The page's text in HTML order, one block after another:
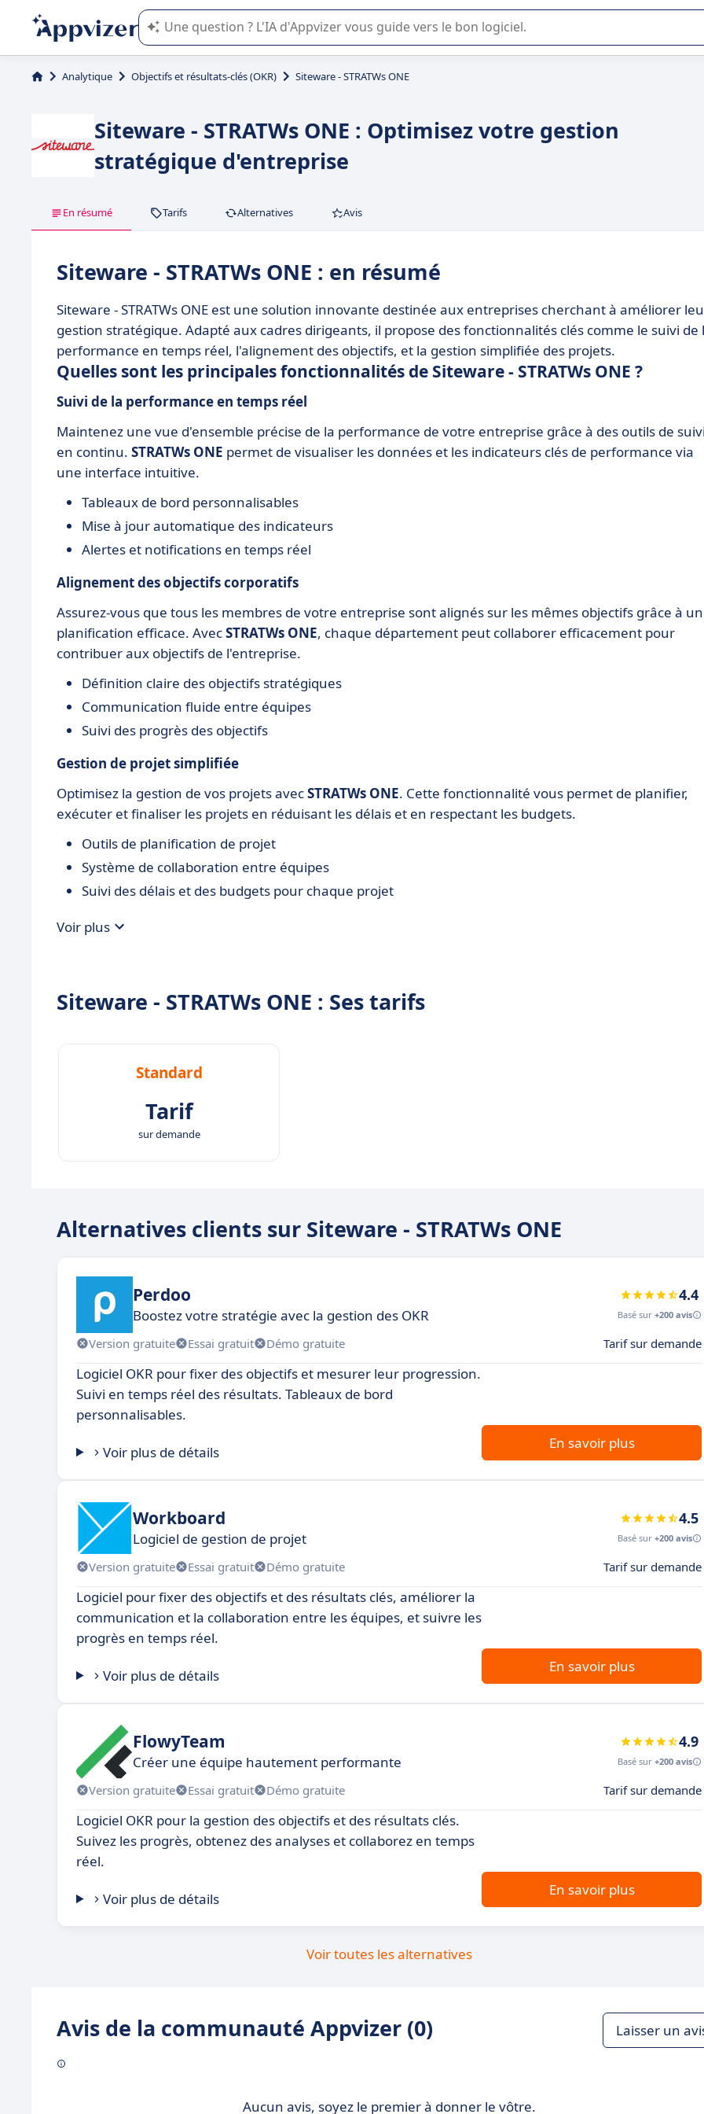
L'IA de Appvizer vous guide dans l'utilisation ou la sélection de logiciel SaaS en entreprise.
Analytique Objectifs et résultats-clés (OKR) Siteware - STRATWs ONE
Siteware - STRATWs ONE : Optimisez votre gestion
stratégique d'entreprise
En résumé Tarifs Alternatives Avis
Siteware - STRATWs ONE : en résumé
Siteware - STRATWs ONE est une solution innovante destinée aux entreprises cherchant à améliorer
gestion stratégique. Adapté aux cadres dirigeants, il propose des fonctionnalités clés comme le suivi de
performance en temps réel, l'alignement des objectifs, et la gestion simplifiée des projets.
Quelles sont les principales fonctionnalités de Siteware - STRATWs ONE ?
Suivi de la performance en temps réel
Maintenez une vue d'ensemble précise de la performance de votre entreprise grâce à des outils de
en continu. STRATWs ONE permet de visualiser les données et les indicateurs clés de performance via
une interface intuitive.
Tableaux de bord personnalisables
Mise à jour automatique des indicateurs
Alertes et notifications en temps réel
Alignement des objectifs corporatifs
Assurez-vous que tous les membres de votre entreprise sont alignés sur les mêmes objectifs grâce à
planification efficace. AvecSTRATWs ONE, chaque département peut collaborer efficacement pour
contribuer aux objectifs de l'entreprise.
Définition claire des objectifs stratégiques
Communication fluide entre équipes
Suivi des progrès des objectifs
Gestion de projet simplifiée
Optimisez la gestion de vos projets avecSTRATWs ONE. Cette fonctionnalité vous permet de planifier,
exécuter et finaliser les projets en réduisant les délais et en respectant les budgets.
Outils de planification de projet
Système de collaboration entre équipes
Suivi des délais et des budgets pour chaque projet
Voir plus
Siteware - STRATWs ONE : Ses tarifs
Standard
Tarif
sur demande
Alternatives clients sur Siteware - STRATWs ONE
Perdoo
Boostez votre stratégie avec la gestion des OKR
4.4
Basé sur +200 avis
Version gratuite Essai gratuit Démo gratuite Tarif sur demande
Logiciel OKR pour fixer des objectifs et mesurer leur progression.
Suivi en temps réel des résultats. Tableaux de bord
personnalisables.
Voir plus de détails
En savoir plus
Workboard
Logiciel de gestion de projet
4.5
Basé sur +200 avis
Version gratuite Essai gratuit Démo gratuite Tarif sur demande
Logiciel pour fixer des objectifs et des résultats clés, améliorer la
communication et la collaboration entre les équipes, et suivre les
progrès en temps réel.
Voir plus de détails
En savoir plus
FlowyTeam
Créer une équipe hautement performante
4.9
Basé sur +200 avis
Version gratuite Essai gratuit Démo gratuite Tarif sur demande
Logiciel OKR pour la gestion des objectifs et des résultats clés.
Suivez les progrès, obtenez des analyses et collaborez en temps
réel.
Voir plus de détails
En savoir plus
Voir toutes les alternatives
Avis de la communauté Appvizer (0) Laisser un
Aucun avis, soyez le premier à donner le vôtre.